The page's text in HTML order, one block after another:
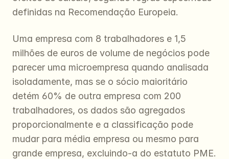
definidas na Recomendação Europeia.
Uma empresa com 8 trabalhadores e 1,5
milhões de euros de volume de negócios pode
parecer uma microempresa quando analisada
isoladamente, mas se o sócio maioritário
detém 60% de outra empresa com 200
trabalhadores, os dados são agregados
proporcionalmente e a classificação pode
mudar para média empresa ou mesmo para
grande empresa, excluindo-a do estatuto PME.